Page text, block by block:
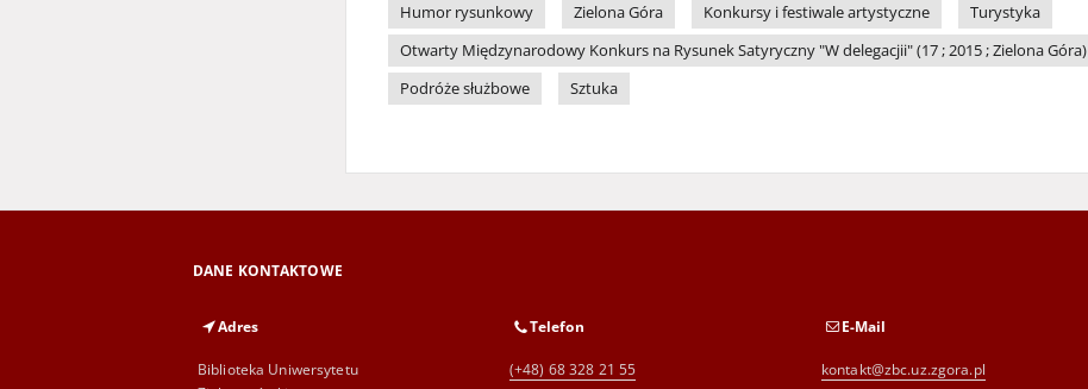
Humor rysunkowy
Zielona Góra Konkursy i festiwale artystyczne
Turystyka
Otwarty Międzynarodowy Konkurs na Rysunek Satyryczny "W delegacjii" (17 ; 2015 ; Zielona Góra)
Podróże służbowe
Sztuka
DANE KONTAKTOWE
Adres
Biblioteka Uniwersytetu
Telefon
(+48) 68 328 21 55
E-Mail
kontakt@zbc.uz.zgora.pl